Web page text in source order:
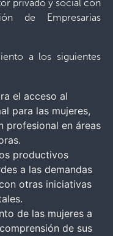
privado y social con
de Empresarias
a los siguientes
el acceso al
para las mujeres,
profesional en áreas
productivos
a las demandas
otras iniciativas
de las mujeres a
de sus